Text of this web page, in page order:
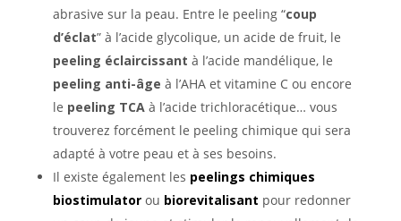
abrasive sur la peau. Entre le peeling “coup
d’éclat” à l’acide glycolique, un acide de fruit, le
peeling éclaircissant à l’acide mandélique, le
peeling anti-âge à l’AHA et vitamine C ou encore
le peeling TCA à l’acide trichloracétique… vous
trouverez forcément le peeling chimique qui sera
adapté à votre peau et à ses besoins.
Il existe également les peelings chimiques
biostimulatorou biorevitalisant pour redonner